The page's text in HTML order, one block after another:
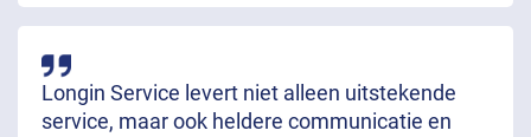
Longin Service levert niet alleen uitstekende
service, maar ook heldere communicatie en